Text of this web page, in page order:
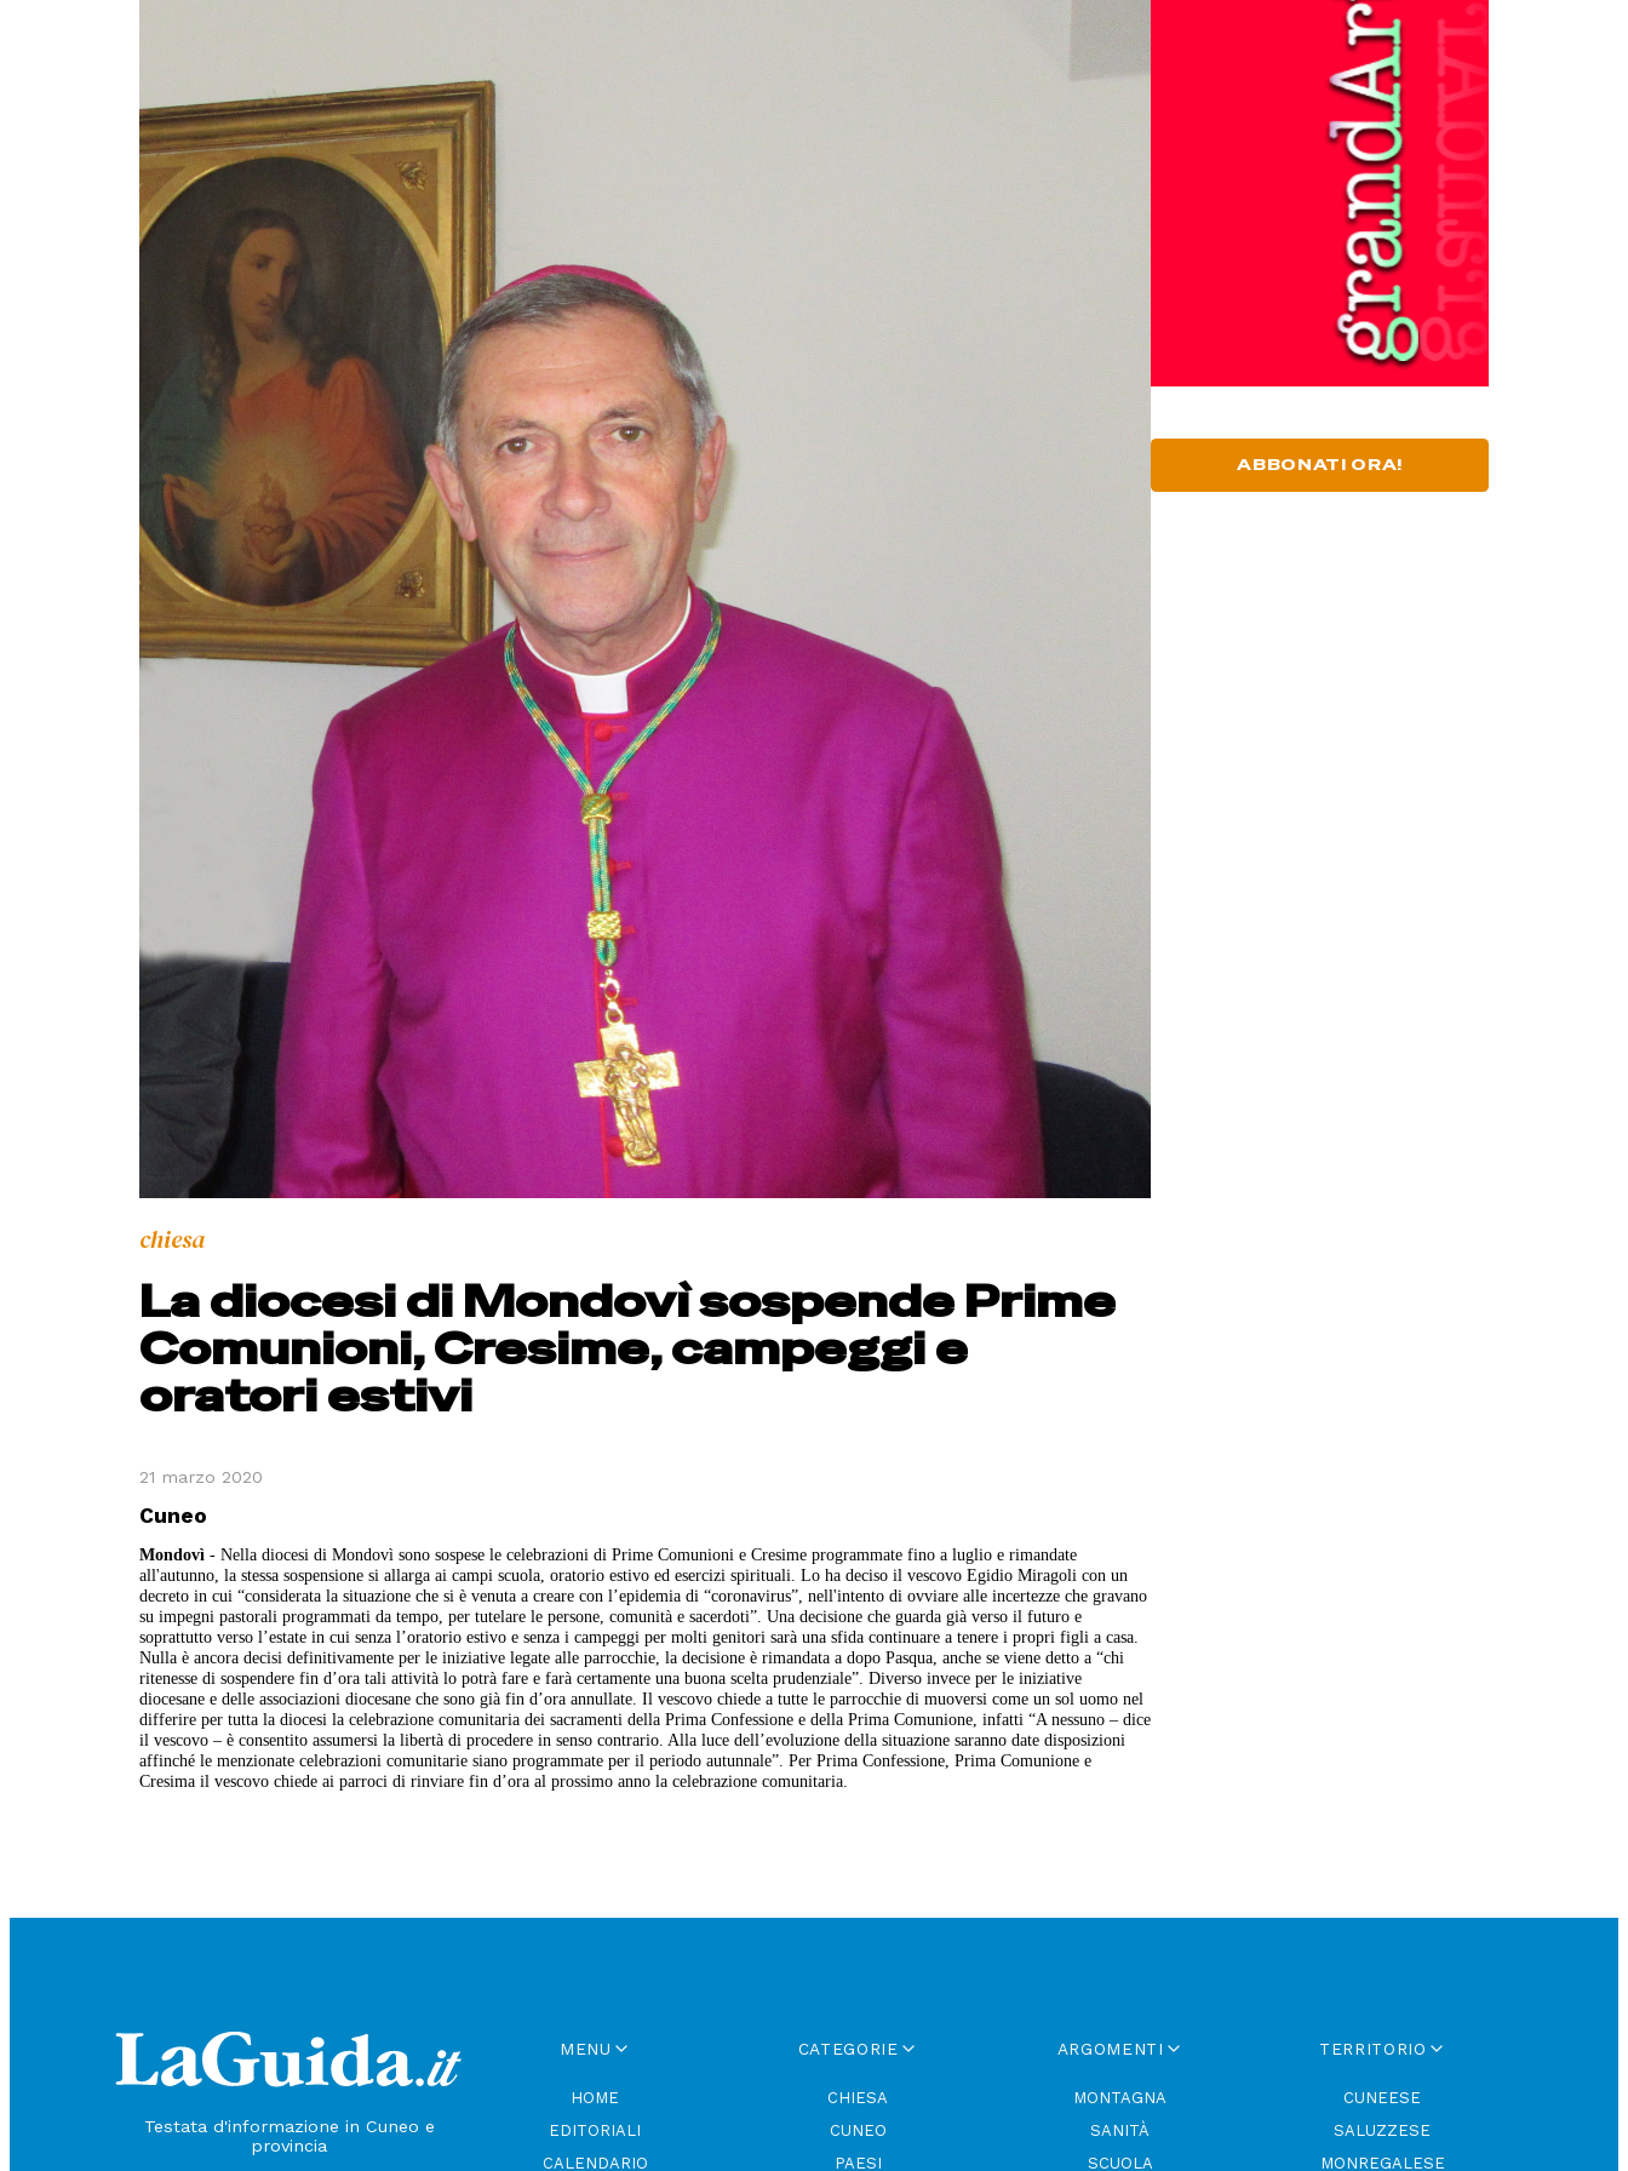
chiesa
La diocesi di Mondovì sospende Prime
Comunioni, Cresime, campeggi e
oratori estivi
21 marzo 2020
Cuneo
Mondovì - Nella diocesi di Mondovì sono sospese le celebrazioni di Prime Comunioni e Cresime programmate fino a luglio e rimandate
all'autunno, la stessa sospensione si allarga ai campi scuola, oratorio estivo ed esercizi spirituali. Lo ha deciso il vescovo Egidio Miragoli con un
decreto in cui “considerata la situazione che si è venuta a creare con l’epidemia di “coronavirus”, nell'intento di ovviare alle incertezze che gravano
su impegni pastorali programmati da tempo, per tutelare le persone, comunità e sacerdoti”. Una decisione che guarda già verso il futuro e
soprattutto verso l’estate in cui senza l’oratorio estivo e senza i campeggi per molti genitori sarà una sfida continuare a tenere i propri figli a casa.
Nulla è ancora decisi definitivamente per le iniziative legate alle parrocchie, la decisione è rimandata a dopo Pasqua, anche se viene detto a “chi
ritenesse di sospendere fin d’ora tali attività lo potrà fare e farà certamente una buona scelta prudenziale”. Diverso invece per le iniziative
diocesane e delle associazioni diocesane che sono già fin d’ora annullate. Il vescovo chiede a tutte le parrocchie di muoversi come un sol uomo nel
differire per tutta la diocesi la celebrazione comunitaria dei sacramenti della Prima Confessione e della Prima Comunione, infatti “A nessuno – dice
il vescovo – è consentito assumersi la libertà di procedere in senso contrario. Alla luce dell’evoluzione della situazione saranno date disposizioni
affinché le menzionate celebrazioni comunitarie siano programmate per il periodo autunnale”. Per Prima Confessione, Prima Comunione e
Cresima il vescovo chiede ai parroci di rinviare fin d’ora al prossimo anno la celebrazione comunitaria.
ABBONATI ORA!
Testata d'informazione in Cuneo e
provincia
MENU
HOME
EDITORIALI
CALENDARIO
CATEGORIE
CHIESA
CUNEO
PAESI
ARGOMENTI
MONTAGNA
SANITÀ
SCUOLA
TERRITORIO
CUNEESE
SALUZZESE
MONREGALESE